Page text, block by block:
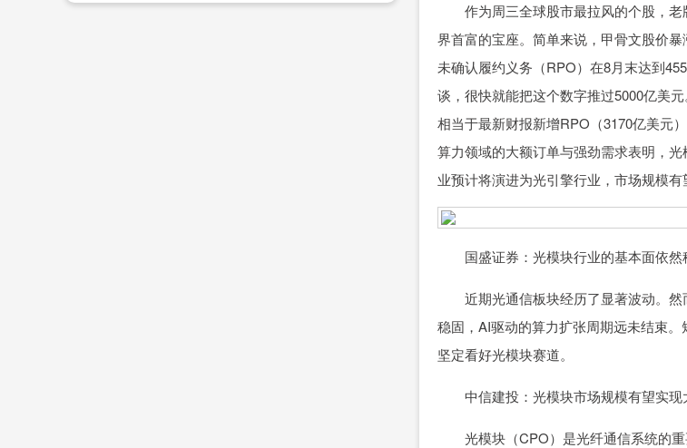
作为周三全球股市最拉风的个股，老
界首富的宝座。简单来说，甲骨文股价
未确认履约义务（RPO）在8月末达到
谈，很快就能把这个数字推过5000亿美
相当于最新财报新增RPO（3170亿美元
算力领域的大额订单与强劲需求表明，
业预计将演进为光引擎行业，市场规模有
国盛证券：光模块行业的基本面依然
近期光通信板块经历了显著波动。然
稳固，AI驱动的算力扩张周期远未结束
坚定看好光模块赛道。
中信建投：光模块市场规模有望实现
光模块（CPO）是光纤通信系统的重